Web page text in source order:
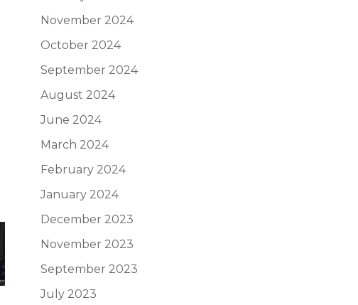
November 2024
October 2024
September 2024
August 2024
June 2024
March 2024
February 2024
January 2024
December 2023
November 2023
September 2023
July 2023